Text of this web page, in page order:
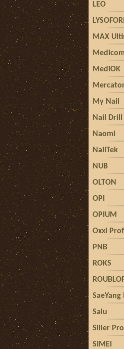
LEO
MAX
Medicom
MediOK
My Nail
Nail Drill
Naomi
NailTek
NUB
OLTON
OPI
OPIUM
Oxxi
PNB
ROKS
Salu
Siller
SIMEI